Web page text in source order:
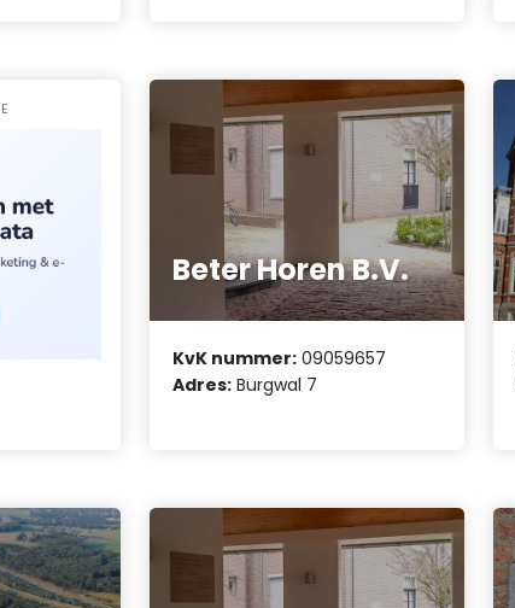
Beter Horen B.V.
KvK nummer: 09059657
Adres: Burgwal 7